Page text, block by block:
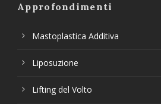
Approfondimenti
Mastoplastica Additiva
Liposuzione
Lifting del Volto